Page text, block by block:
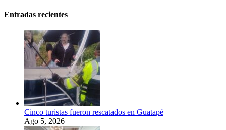
Entradas recientes
Cinco turistas fueron rescatados en Guatapé
Ago 5, 2026